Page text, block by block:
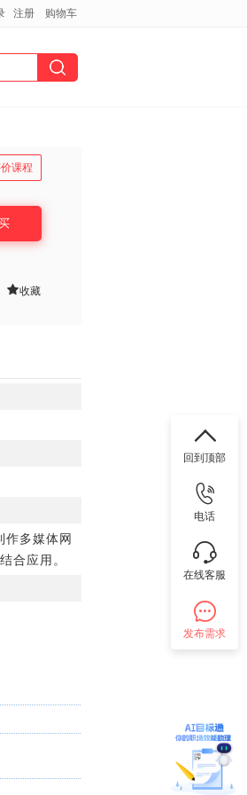
课程
收藏
作多媒体网
合应用。
注册 购物车
回到顶部
电话
在线客服
发布需求